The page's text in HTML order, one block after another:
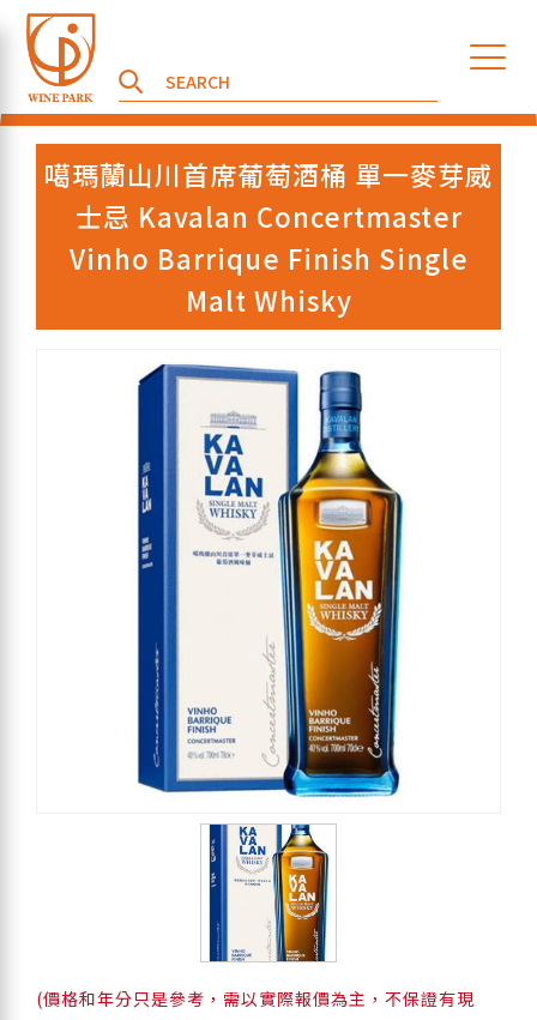
噶瑪蘭山川首席葡萄酒桶 單一麥芽威
士忌 Kavalan Concertmaster
Vinho Barrique Finish Single
Malt Whisky
(價格和年分只是參考，需以實際報價為主，不保證有現